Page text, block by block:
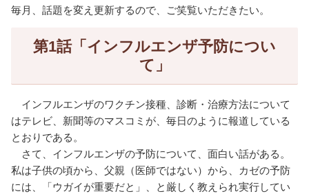
毎月、話題を変え更新するので、ご笑覧いただきたい。
第1話「インフルエンザ予防につい
て」
インフルエンザのワクチン接種、診断・治療方法について
はテレビ、新聞等のマスコミが、毎日のように報道している
とおりである。
さて、インフルエンザの予防について、面白い話がある。
私は子供の頃から、父親（医師ではない）から、カゼの予防
には、「ウガイが重要だと」、と厳しく教えられ実行してい